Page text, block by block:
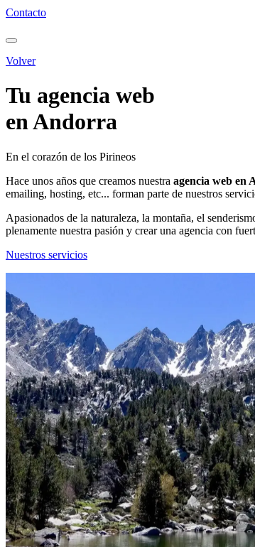
Contacto
Volver
Tu agencia web
en Andorra
En el corazón de los Pirineos
Hace unos años que creamos nuestra agencia web en
emailing, hosting, etc... forman parte de nuestros
Apasionados de la naturaleza, la montaña, el
plenamente nuestra pasión y crear una agencia con
Nuestros servicios